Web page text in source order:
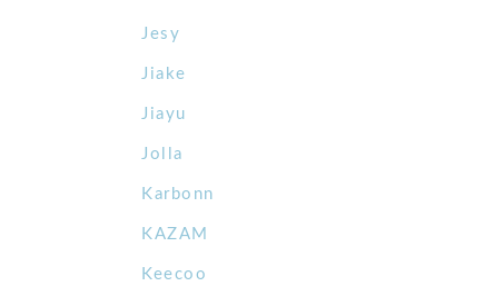
Jesy
Jiake
Jiayu
Jolla
Karbonn
KAZAM
Keecoo